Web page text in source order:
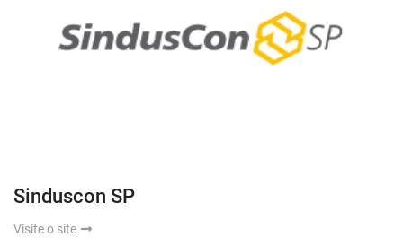
Sinduscon SP
Visite o site